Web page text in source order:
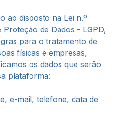
ao disposto na Lei n.º
Proteção de Dados - LGPD,
para o tratamento de
físicas e empresas,
os dados que serão
plataforma:
e-mail, telefone, data de